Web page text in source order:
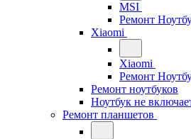
MSI
Ремонт
Xiaomi
Xiaomi
Ремонт
Ремонт ноутбуков
Ноутбук не
Ремонт планшетов